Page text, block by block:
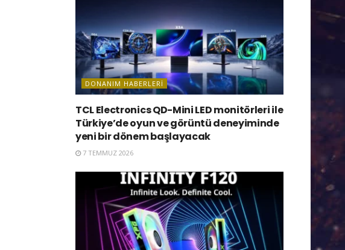
DONANIM HABERLERI
TCL Electronics QD-Mini LED monitörleri ile
Türkiye’de oyun ve görüntü deneyiminde
yeni bir dönem başlayacak
7 TEMMUZ 2026